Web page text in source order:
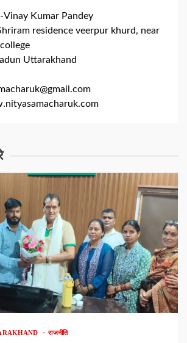
Vinay Kumar Pandey
residence veerpur khurd, near
Uttarakhand
राजनीति